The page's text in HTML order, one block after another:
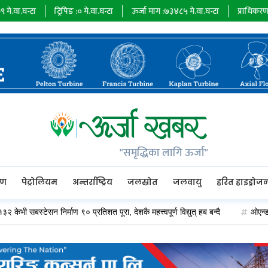
ट्रिपिङ :०मे.वा.घन्टा ऊर्जा माग :७३४८५मे.वा.घन्टा प्राधिकरण :० मे.वा.
"समृद्धिका लागि ऊर्जा"
पेट्रोलियम अन्तर्राष्ट्रिय जलस्रोत जलवायु हरित
निर्माण ९० प्रतिशत पूरा, देशकै महत्त्वपूर्ण विद्युत् हब बन्दै ओएन्डएम